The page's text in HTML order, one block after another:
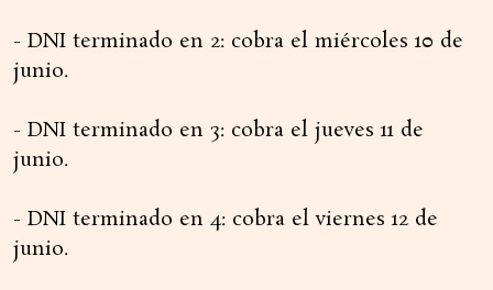
- DNI terminado en 2: cobra el miércoles 10 de
junio.
- DNI terminado en 3: cobra el jueves 11 de
junio.
- DNI terminado en 4: cobra el viernes 12 de
junio.